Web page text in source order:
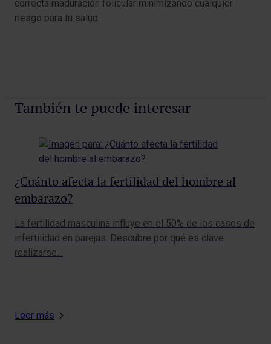
correcta maduración folicular minimizando cualquier
riesgo para tu salud.
También te puede interesar
¿Cuánto afecta la fertilidad del hombre al
embarazo?
La fertilidad masculina influye en el 50% de los casos de
infertilidad en parejas. Descubre por qué es clave
realizarse…
Leer más